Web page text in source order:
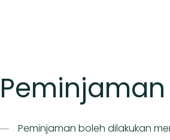
Peminjaman
Peminjaman boleh dilakukan